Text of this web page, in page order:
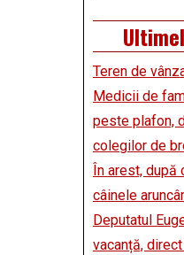
Teren de
Medicii de
peste plafon,
colegilor de
În arest, după
câinele
Deputatul
vacanță,